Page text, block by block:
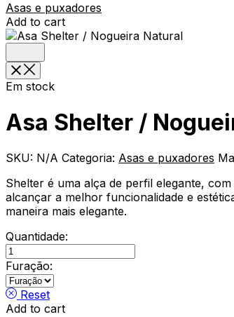
Asas e puxadores
Add to cart
Em stock
Asa Shelter /
SKU: N/A Categoria: Asas e puxadores
Shelter é uma alça de perfil elegante,
alcançar a melhor funcionalidade e
maneira mais elegante.
Quantidade:
Asa
Shelter
/
Nogueira
Natural
Furação:
Reset
Add to cart